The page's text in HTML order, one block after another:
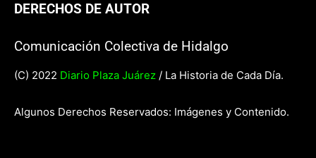
DERECHOS DE AUTOR
Comunicación Colectiva de Hidalgo
(C) 2022 Diario Plaza Juárez / La Historia de Cada Día.
Algunos Derechos Reservados: Imágenes y Contenido.